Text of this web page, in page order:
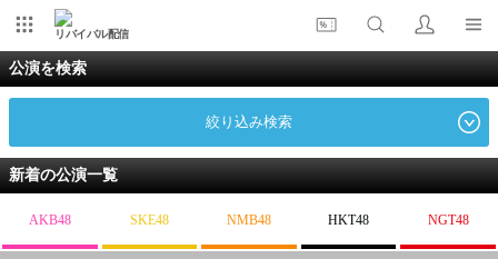
リバイバル配信
公演を検索
絞り込み検索
新着の公演一覧
AKB48 SKE48 NMB48 HKT48 NGT48